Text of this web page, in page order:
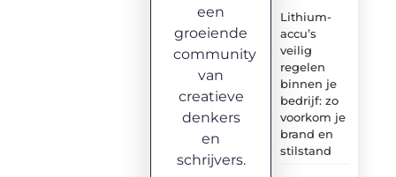
Lithium-
accu’s
veilig
regelen
binnen je
bedrijf: zo
voorkom je
brand en
stilstand
een
groeiende
community
van
creatieve
denkers
en
schrijvers.